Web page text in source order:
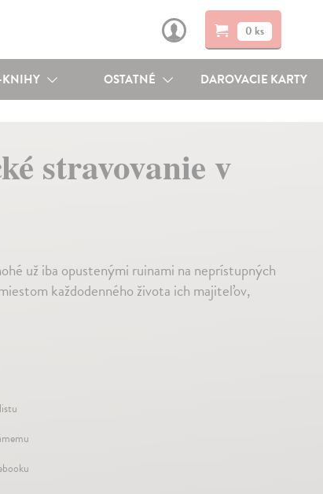
0 ks
KNIHY OSTATNÉ DAROVACIE KARTY
stravovanie v
už iba opustenými ruinami na neprístupných
každodenného života ich majiteľov,